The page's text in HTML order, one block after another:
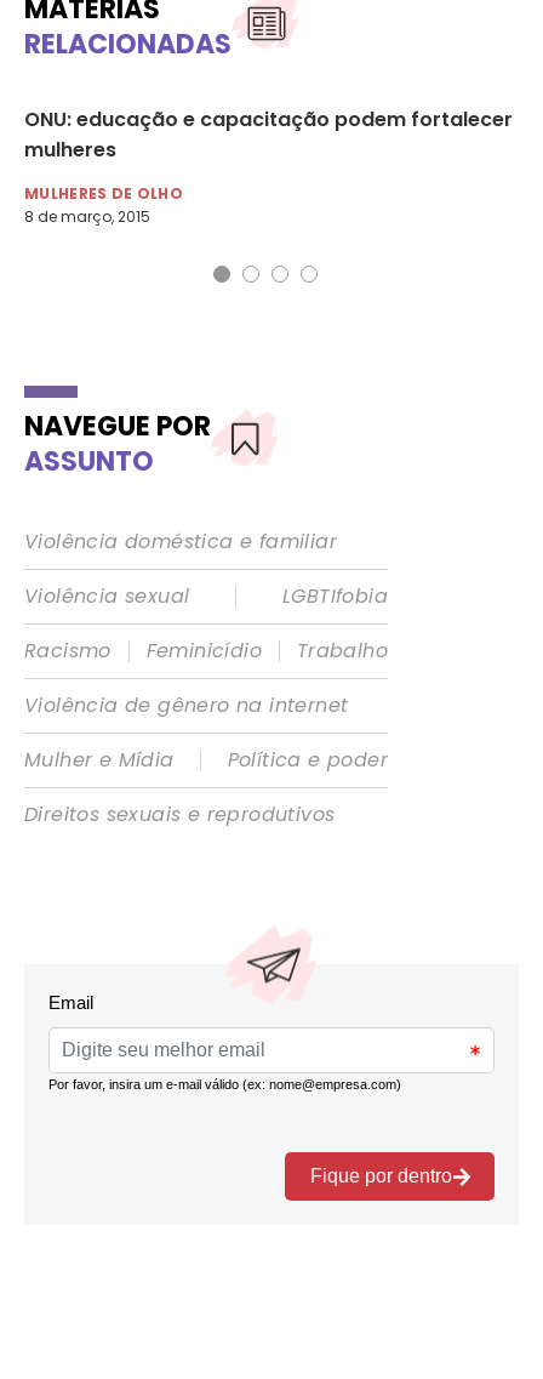
MATÉRIAS
RELACIONADAS
ONU: educação e capacitação podem fortalecer
mulheres
MULHERES DE OLHO
8 de março, 2015
NAVEGUE POR
ASSUNTO
Violência doméstica e familiar
Violência sexual
|
LGBTIfobia
Racismo
| Feminicídio |
Trabalho
Violência de gênero na internet
Mulher e Mídia
|
Política e poder
Direitos sexuais e reprodutivos